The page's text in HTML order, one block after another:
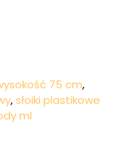
75 cm,
,słoiki plastikowe
ml